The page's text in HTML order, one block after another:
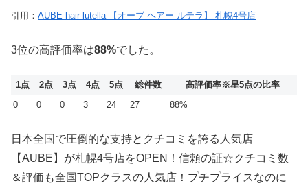
引用： AUBE hair lutella 【オーブ ヘアー ルテラ】 札幌4号店
3位の高評価率は88%でした。
1点 2点 3点 4点 5点 総件数 高評価率※星5点の比率
0
0 0 3 24 27 88%
日本全国で圧倒的な支持とクチコミを誇る人気店
【AUBE】が札幌4号店をOPEN！信頼の証☆クチコミ数
＆評価も全国TOPクラスの人気店！プチプライスなのに